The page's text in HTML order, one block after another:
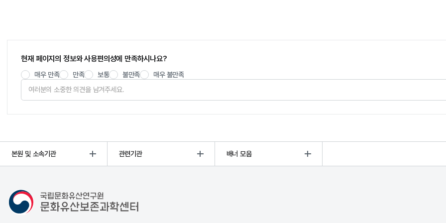
현재 페이지의 정보와 사용편의성에 만족하시나요?
매우 만족 만족 보통 불만족 매우 불만족
본원 및 소속기관 관련기관 배너 모음
문화유산보존과학센터